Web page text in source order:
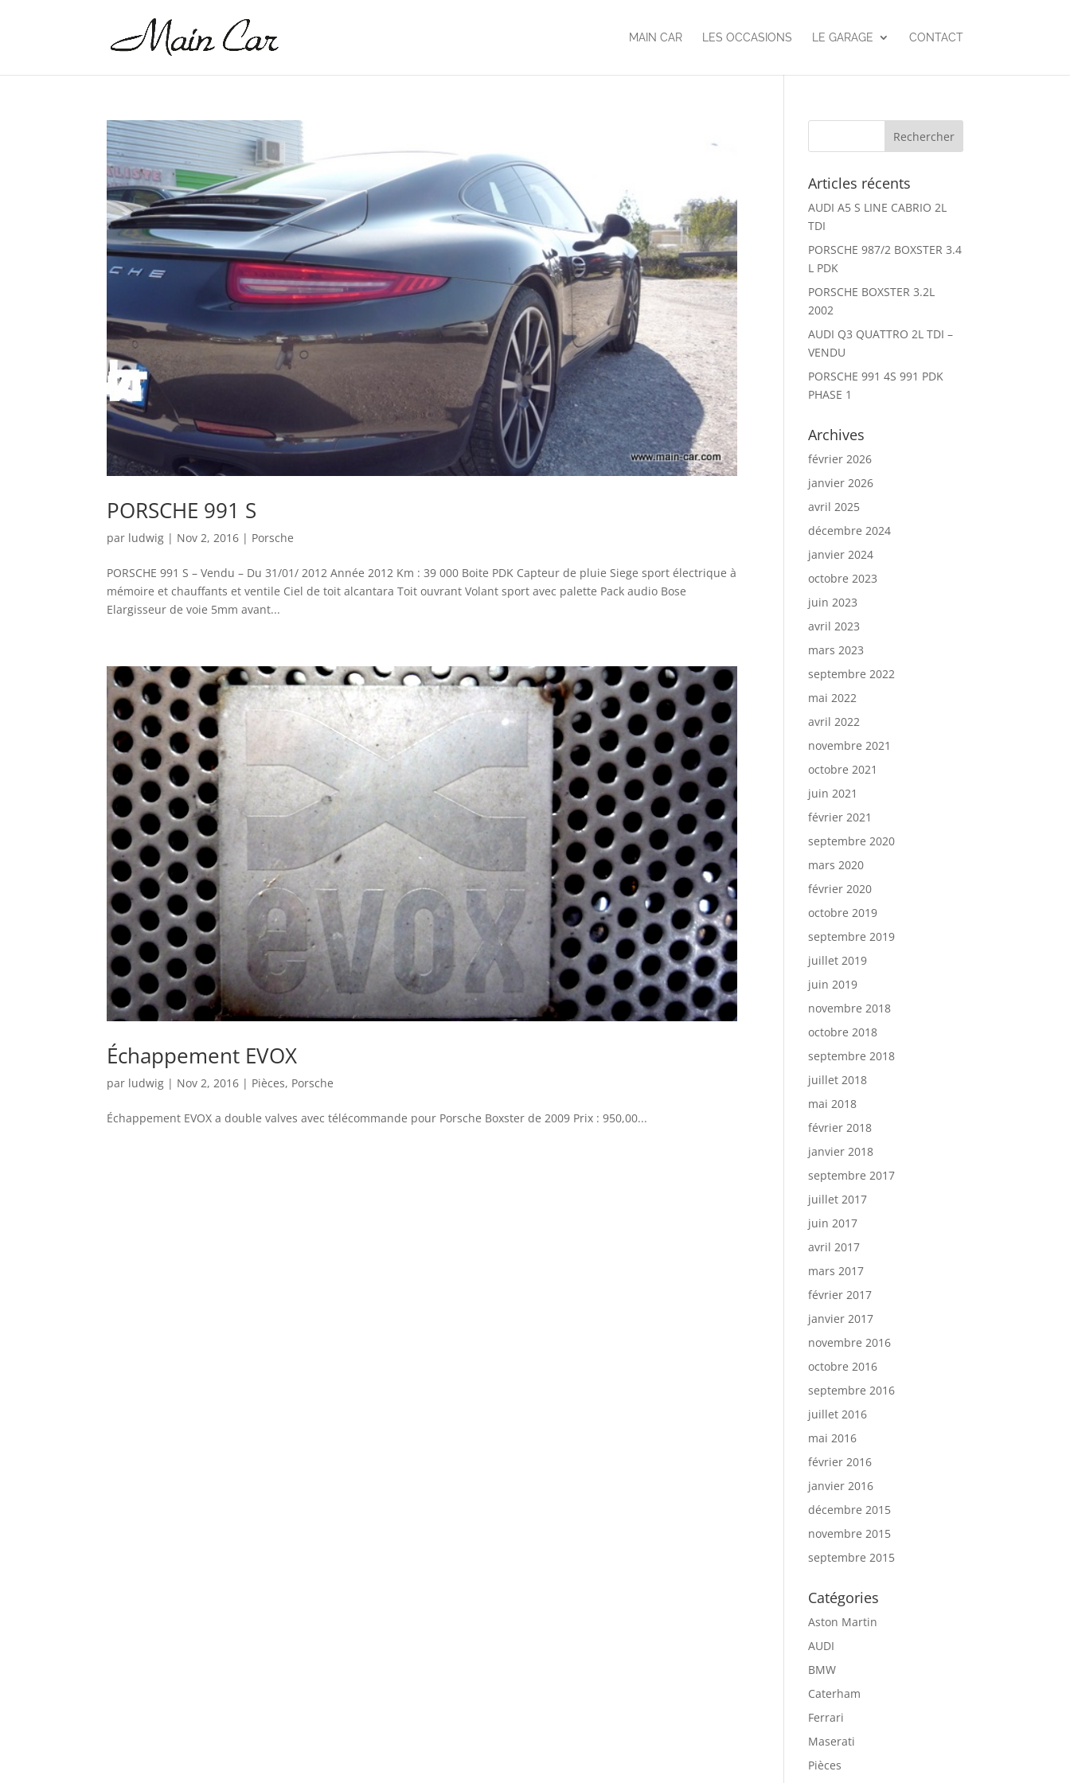
MAIN CAR LES OCCASIONS LE GARAGE CONTACT
PORSCHE 991 S
par ludwig | Nov 2, 2016 | Porsche
PORSCHE 991 S – Vendu – Du 31/01/ 2012 Année 2012 Km : 39 000 Boite PDK Capteur de pluie Siege sport électrique à
mémoire et chauffants et ventile Ciel de toit alcantara Toit ouvrant Volant sport avec palette Pack audio Bose
Elargisseur de voie 5mm avant...
Échappement EVOX
par ludwig | Nov 2, 2016 | Pièces, Porsche
Échappement EVOX a double valves avec télécommande pour Porsche Boxster de 2009 Prix : 950,00...
Articles récents
AUDI A5 S LINE CABRIO 2L
TDI
PORSCHE 987/2 BOXSTER 3.4
L PDK
PORSCHE BOXSTER 3.2L
2002
AUDI Q3 QUATTRO 2L TDI –
VENDU
PORSCHE 991 4S 991 PDK
PHASE 1
Archives
février 2026
janvier 2026
avril 2025
décembre 2024
janvier 2024
octobre 2023
juin 2023
avril 2023
mars 2023
septembre 2022
mai 2022
avril 2022
novembre 2021
octobre 2021
juin 2021
février 2021
septembre 2020
mars 2020
février 2020
octobre 2019
septembre 2019
juillet 2019
juin 2019
novembre 2018
octobre 2018
septembre 2018
juillet 2018
mai 2018
février 2018
janvier 2018
septembre 2017
juillet 2017
juin 2017
avril 2017
mars 2017
février 2017
janvier 2017
novembre 2016
octobre 2016
septembre 2016
juillet 2016
mai 2016
février 2016
janvier 2016
décembre 2015
novembre 2015
septembre 2015
Catégories
Aston Martin
AUDI
BMW
Caterham
Ferrari
Maserati
Pièces